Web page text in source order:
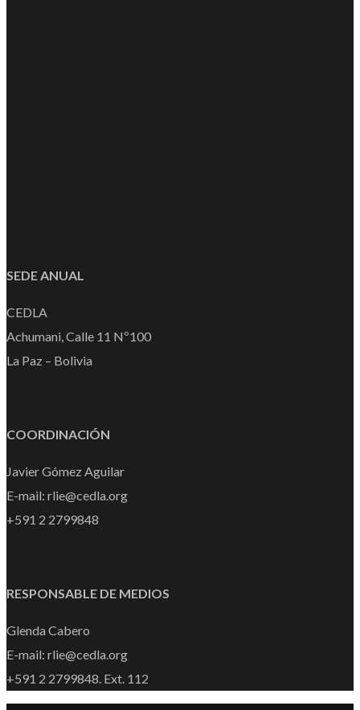
SEDE ANUAL
CEDLA
Achumani, Calle 11 Nº100
La Paz – Bolivia
COORDINACIÓN
Javier Gómez Aguilar
E-mail: rlie@cedla.org
+591 2 2799848
RESPONSABLE DE MEDIOS
Glenda Cabero
E-mail: rlie@cedla.org
+591 2 2799848. Ext. 112